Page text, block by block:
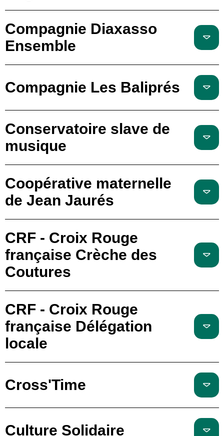
Compagnie Diaxasso
Ensemble
Compagnie Les Baliprés
Conservatoire slave de
musique
Coopérative maternelle
de Jean Jaurés
CRF - Croix Rouge
française Crèche des
Coutures
CRF - Croix Rouge
française Délégation
locale
Cross'Time
Culture Solidaire